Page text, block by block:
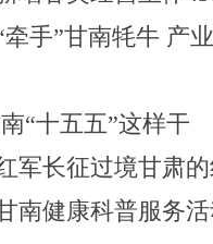
手”甘南牦牛 产
“十五五”这样干
军长征过境甘肃
南健康科普服务